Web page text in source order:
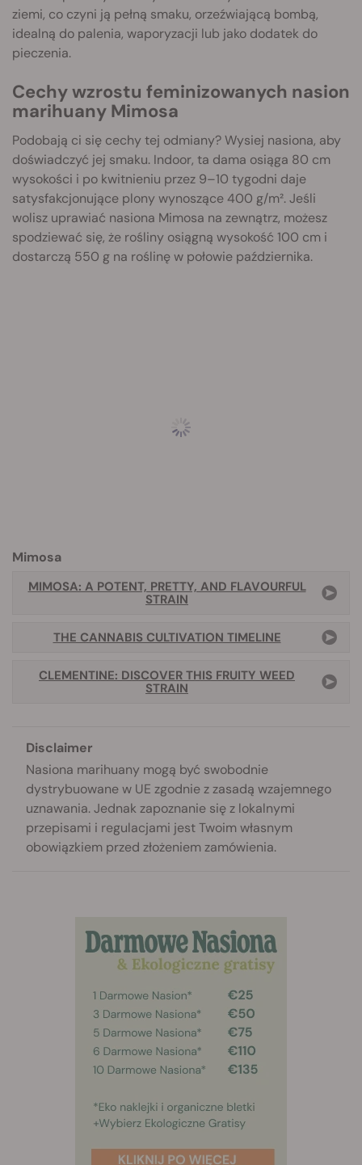
ziemi, co czyni ją pełną smaku, orzeźwiającą bombą,
idealną do palenia, waporyzacji lub jako dodatek do
pieczenia.
Cechy wzrostu feminizowanych nasion
marihuany Mimosa
Podobają ci się cechy tej odmiany? Wysiej nasiona, aby
doświadczyć jej smaku. Indoor, ta dama osiąga 80 cm
wysokości i po kwitnieniu przez 9–10 tygodni daje
satysfakcjonujące plony wynoszące 400 g/m². Jeśli
wolisz uprawiać nasiona Mimosa na zewnątrz, możesz
spodziewać się, że rośliny osiągną wysokość 100 cm i
dostarczą 550 g na roślinę w połowie października.
Mimosa
MIMOSA: A POTENT, PRETTY, AND FLAVOURFUL
STRAIN
THE CANNABIS CULTIVATION TIMELINE
CLEMENTINE: DISCOVER THIS FRUITY WEED
STRAIN
Disclaimer
Nasiona marihuany mogą być swobodnie
dystrybuowane w UE zgodnie z zasadą wzajemnego
uznawania. Jednak zapoznanie się z lokalnymi
przepisami i regulacjami jest Twoim własnym
obowiązkiem przed złożeniem zamówienia.